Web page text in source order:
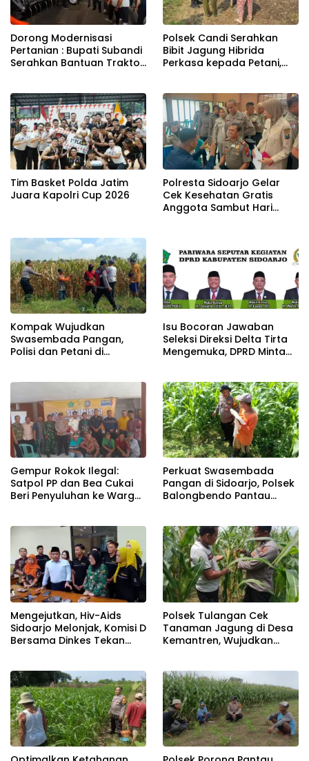
Dorong Modernisasi
Pertanian : Bupati Subandi
Serahkan Bantuan Traktor
Polsek Candi Serahkan
Bibit Jagung Hibrida
Perkasa kepada Petani,
Tim Basket Polda Jatim
Juara Kapolri Cup 2026
Polresta Sidoarjo Gelar
Cek Kesehatan Gratis
Anggota Sambut Hari
Kompak Wujudkan
Swasembada Pangan,
Polisi dan Petani di
Isu Bocoran Jawaban
Seleksi Direksi Delta Tirta
Mengemuka, DPRD Minta
Gempur Rokok Ilegal:
Satpol PP dan Bea Cukai
Beri Penyuluhan ke Warga
Perkuat Swasembada
Pangan di Sidoarjo, Polsek
Balongbendo Pantau
Mengejutkan, Hiv-Aids
Sidoarjo Melonjak, Komisi D
Bersama Dinkes Tekan
Polsek Tulangan Cek
Tanaman Jagung di Desa
Kemantren, Wujudkan